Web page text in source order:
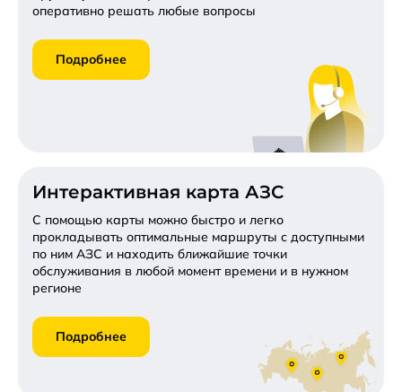
оперативно решать любые вопросы
Подробнее
Интерактивная карта АЗС
С помощью карты можно быстро и легко
прокладывать оптимальные маршруты с доступными
по ним АЗС и находить ближайшие точки
обслуживания в любой момент времени и в нужном
регионе
Подробнее